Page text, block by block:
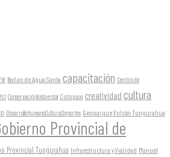
Baños de Agua Santa capacitación Centro de
ConservaciónAmbiental Cotopaxi creatividad cultura
DesarrolloHumanoCulturaDeportes Geoparque Volcán Tungurahua
Provincial de
Provincial Tungurahua Infraestructura y Vialidad Manuel